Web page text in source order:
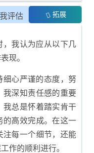
评估 拓展
，我认为应从以下几
现。
心严谨的态度，努
我深知责任感的重要
我总是怀着踏实肯干
的高效完成。在这一
注每一个细节，还能
作的顺利进行。